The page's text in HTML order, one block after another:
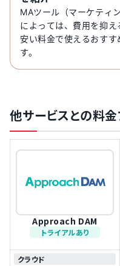
MAツール（マーケティ
によっては、費用を抑え
安い料金で使えるおす
す。
他サービスとの料
Approach DAM
トライアルあり
クラウド